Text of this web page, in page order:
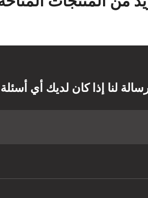
لنا إذا كان لديك أي أسئلة